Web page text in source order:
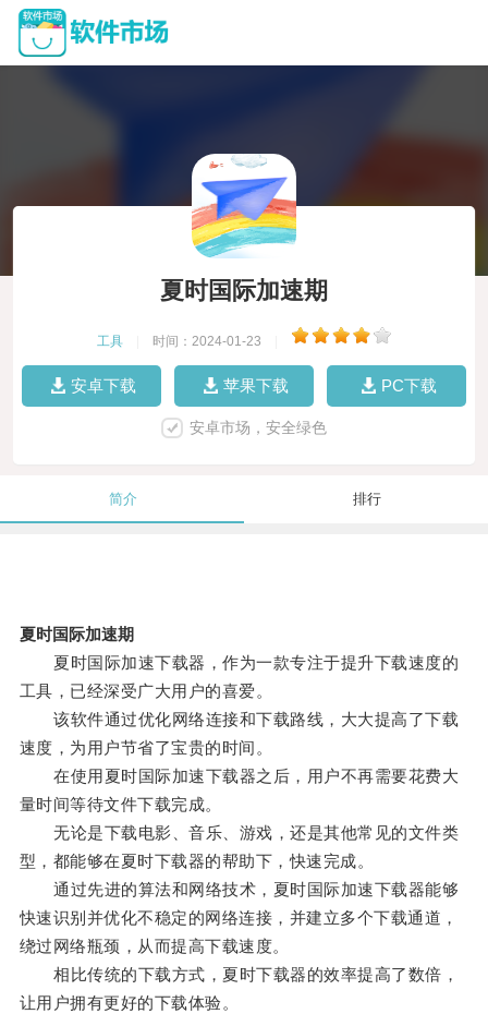
夏时国际加速期
工具 时间：2024-01-23
安卓下载 苹果下载 PC下载
安卓市场，安全绿色
简介 排行
夏时国际加速期
夏时国际加速下载器，作为一款专注于提升下载速度的
工具，已经深受广大用户的喜爱。
该软件通过优化网络连接和下载路线，大大提高了下载
速度，为用户节省了宝贵的时间。
在使用夏时国际加速下载器之后，用户不再需要花费大
量时间等待文件下载完成。
无论是下载电影、音乐、游戏，还是其他常见的文件类
型，都能够在夏时下载器的帮助下，快速完成。
通过先进的算法和网络技术，夏时国际加速下载器能够
快速识别并优化不稳定的网络连接，并建立多个下载通道，
绕过网络瓶颈，从而提高下载速度。
相比传统的下载方式，夏时下载器的效率提高了数倍，
让用户拥有更好的下载体验。